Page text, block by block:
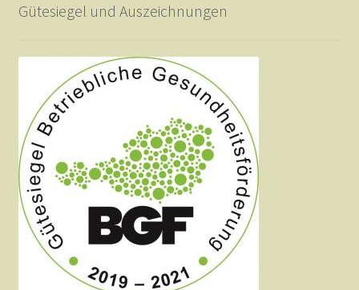
Bügelservice
Kulinarik
Reinigungsservice
Video
Gütesiegel und Auszeichnungen